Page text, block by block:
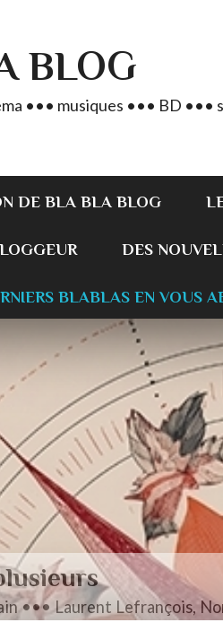
BLOG
••• musiques ••• BD •••
DE BLA BLA BLOG
DES
BLABLAS EN VOUS
••• Laurent Lefrançois,